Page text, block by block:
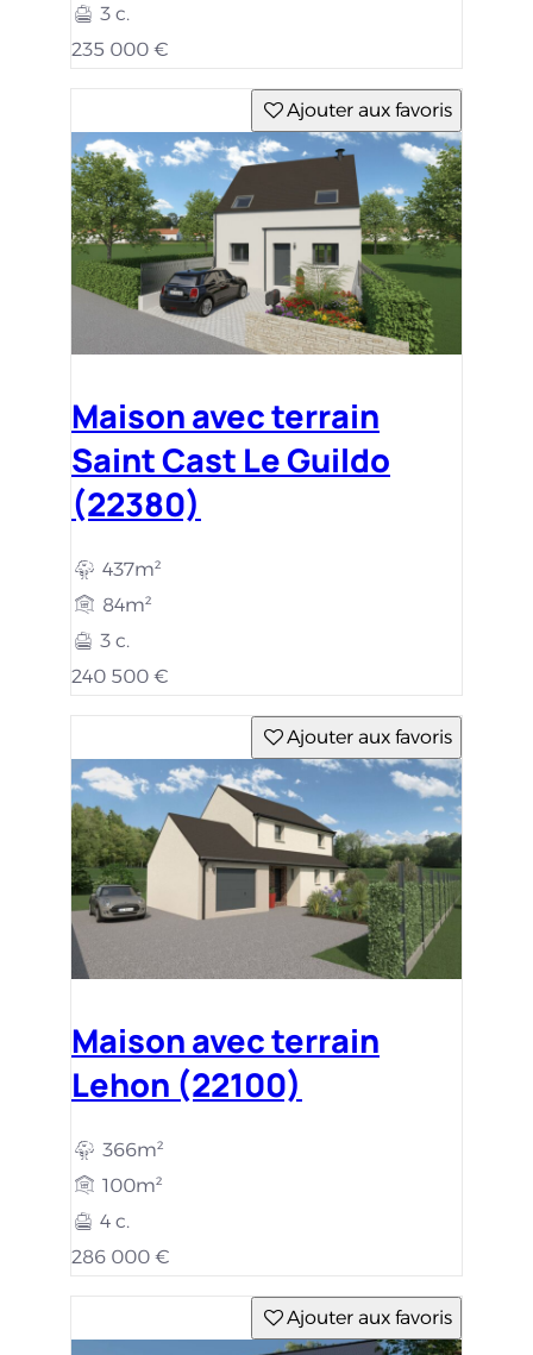
3 c.
235 000 €
Ajouter aux favoris
Maison avec terrain
Saint Cast Le Guildo
(22380)
437m²
84m²
3 c.
240 500 €
Ajouter aux favoris
Maison avec terrain
Lehon (22100)
366m²
100m²
4 c.
286 000 €
Ajouter aux favoris